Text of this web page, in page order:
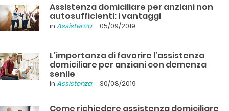
Assistenza domiciliare per anziani non
autosufficienti: i vantaggi
in Assistenza 05/09/2019
L’importanza di favorire l’assistenza
domiciliare per anziani con demenza
senile
in Assistenza 30/08/2019